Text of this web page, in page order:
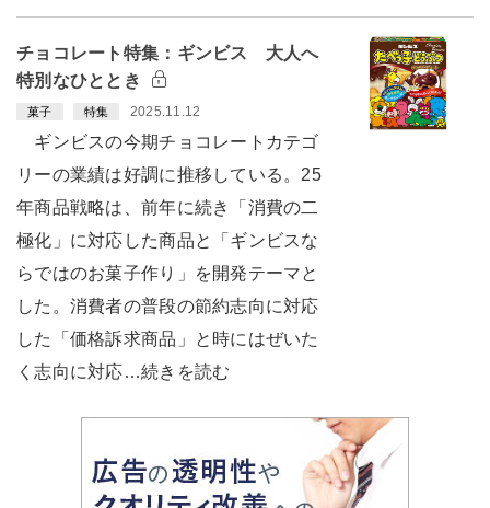
チョコレート特集：ギンビス 大人へ
特別なひととき
菓子 特集 2025.11.12
ギンビスの今期チョコレートカテゴ
リーの業績は好調に推移している。25
年商品戦略は、前年に続き「消費の二
極化」に対応した商品と「ギンビスな
らではのお菓子作り」を開発テーマと
した。消費者の普段の節約志向に対応
した「価格訴求商品」と時にはぜいた
く志向に対応…続きを読む